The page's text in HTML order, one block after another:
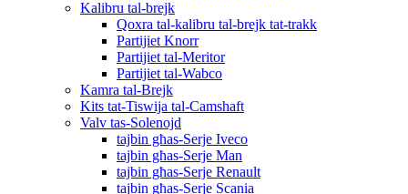
Kalibru tal-brejk
Qoxra tal-kalibru tal-brejk tat-trakk
Partijiet Knorr
Partijiet tal-Meritor
Partijiet tal-Wabco
Kamra tal-Brejk
Kits tat-Tiswija tal-Camshaft
Valv tas-Solenojd
tajbin għas-Serje Iveco
tajbin għas-Serje Man
tajbin għas-Serje Renault
tajbin għas-Serje Scania